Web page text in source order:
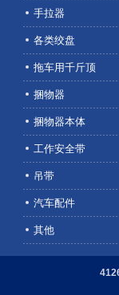
手拉器
各类绞盘
拖车用千斤顶
捆物器
捆物器本体
工作安全带
吊带
汽车配件
其他